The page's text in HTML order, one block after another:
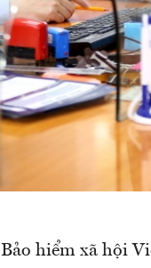
Bảo hiểm xã hội